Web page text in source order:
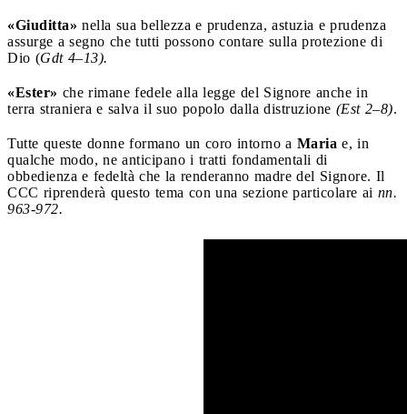
«Giuditta» nella sua bellezza e prudenza, astuzia e prudenza
assurge a segno che tutti possono contare sulla protezione di
Dio (Gdt 4–13).
«Ester» che rimane fedele alla legge del Signore anche in
terra straniera e salva il suo popolo dalla distruzione (Est 2–8).
Tutte queste donne formano un coro intorno a Maria e, in
qualche modo, ne anticipano i tratti fondamentali di
obbedienza e fedeltà che la renderanno madre del Signore. Il
CCC riprenderà questo tema con una sezione particolare ai nn.
963-972.